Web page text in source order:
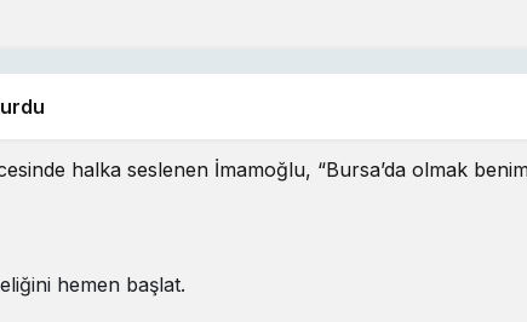
halka seslenen İmamoğlu, “Bursa’da olmak
hemen başlat.